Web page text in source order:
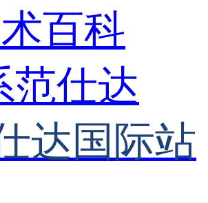
百科
范仕达
达国际站